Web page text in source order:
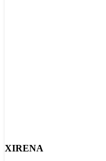
XIRENA